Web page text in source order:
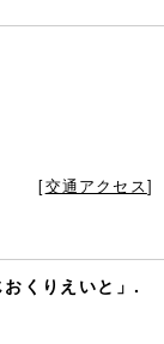
[交通アクセス]
くりえいと」.